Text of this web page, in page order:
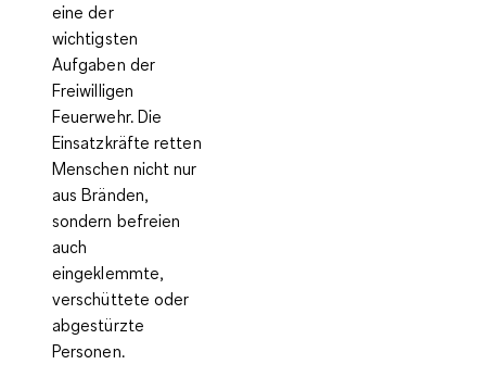
eine der
wichtigsten
Aufgaben der
Freiwilligen
Feuerwehr. Die
Einsatzkräfte retten
Menschen nicht nur
aus Bränden,
sondern befreien
auch
eingeklemmte,
verschüttete oder
abgestürzte
Personen.